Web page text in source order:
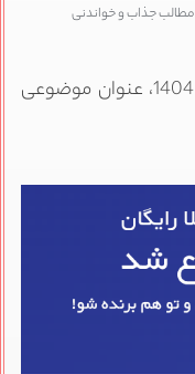
مطالب جذاب و خواندنی
فال چوب امروز پنجشنبه 6 شهریور 1404، عنوان موضوعی